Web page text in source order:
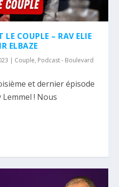
LE COUPLE – RAV ELIE
ELBAZE
| Couple, Podcast - Boulevard
et dernier épisode
Lemmel ! Nous